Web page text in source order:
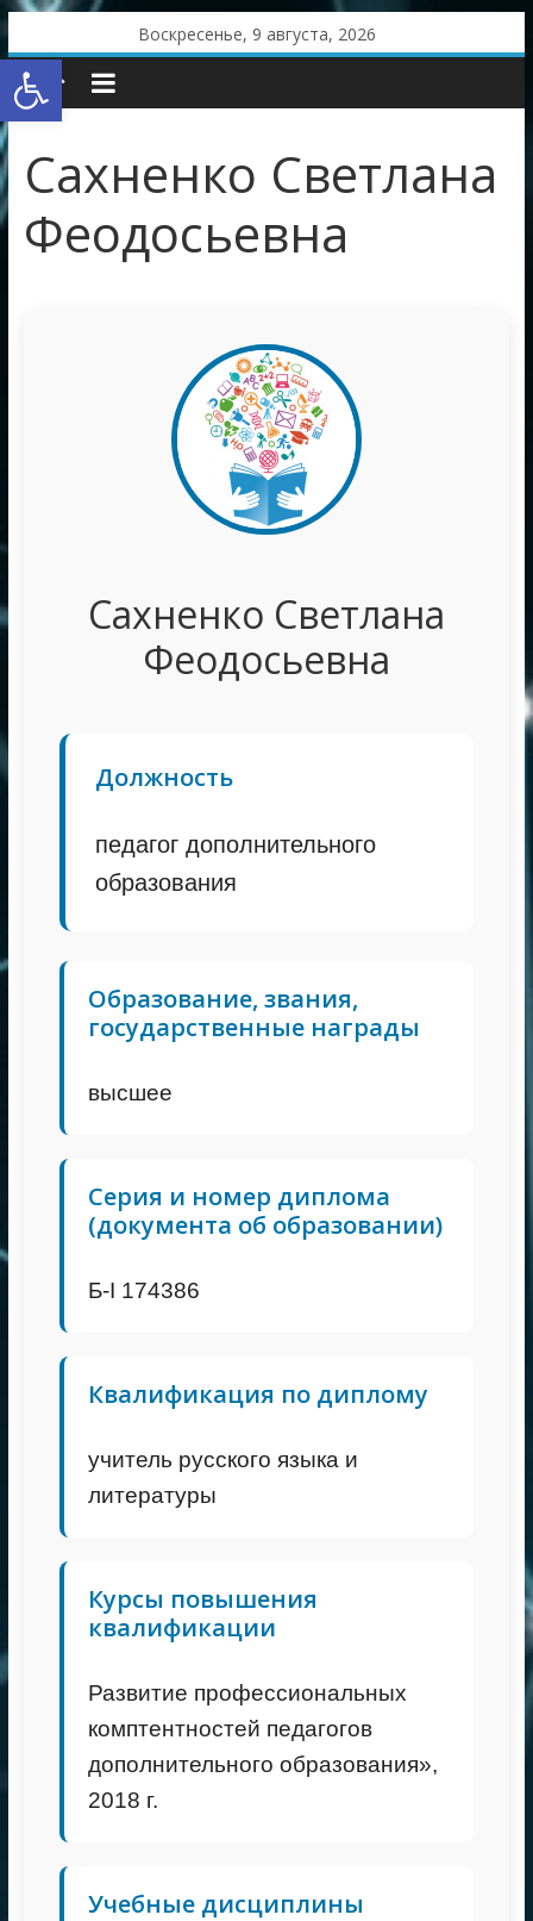
Открыть панель инструментов
Skip
to
content
Воскресенье, 9 августа, 2026
Сахненко Светлана
Феодосьевна
Сахненко Светлана
Феодосьевна
Должность
педагог дополнительного
образования
Образование, звания,
государственные награды
высшее
Серия и номер диплома
(документа об образовании)
Б-I 174386
Квалификация по диплому
учитель русского языка и
литературы
Курсы повышения
квалификации
Развитие профессиональных
комптентностей педагогов
дополнительного образования»,
2018 г.
Учебные дисциплины